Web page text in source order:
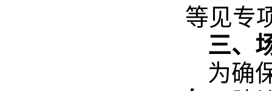
等见专
三、
为确